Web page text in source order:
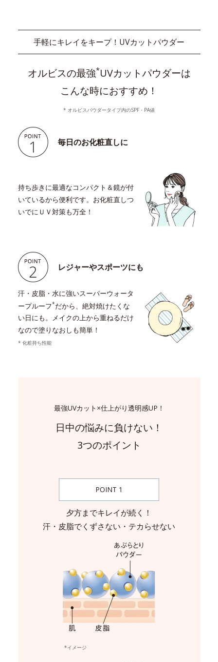
手軽にキレイをキープ！UVカットパウダー
オルビスの最強*UVカットパウダーは
こんな時におすすめ！
* オルビスパウダータイプ内のSPF・PA値
毎日のお化粧直しに
持ち歩きに最適なコンパクト＆鏡が付
いているから便利です。お化粧直しつ
いでにＵＶ対策も万全！
レジャーやスポーツにも
汗・皮脂・水に強いスーパーウォータ
ープルーフ*だから、絶対焼けたくな
い日にも。メイクの上から重ねるだけ
なので塗りなおしも簡単！
* 化粧持ち性能
最強UVカット×仕上がり透明感UP！
日中の悩みに負けない！
3つのポイント
POINT 1
夕方までキレイが続く！
汗・皮脂でくずさない・テカらせない
*イメージ